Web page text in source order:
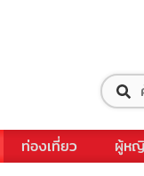
ท่องเที่ยว ผู้ห